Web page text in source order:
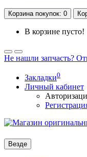
Корзинапокупок: 0
В корзине пусто!
Не нашли запчасть?
Закладки0
Личный кабинет
Везде